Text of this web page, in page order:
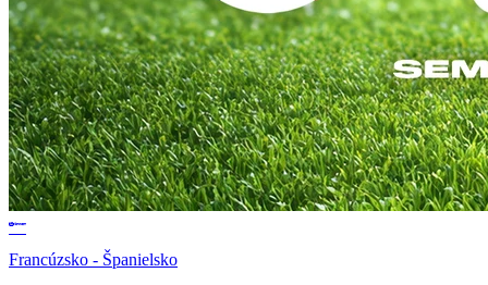
Francúzsko - Španielsko